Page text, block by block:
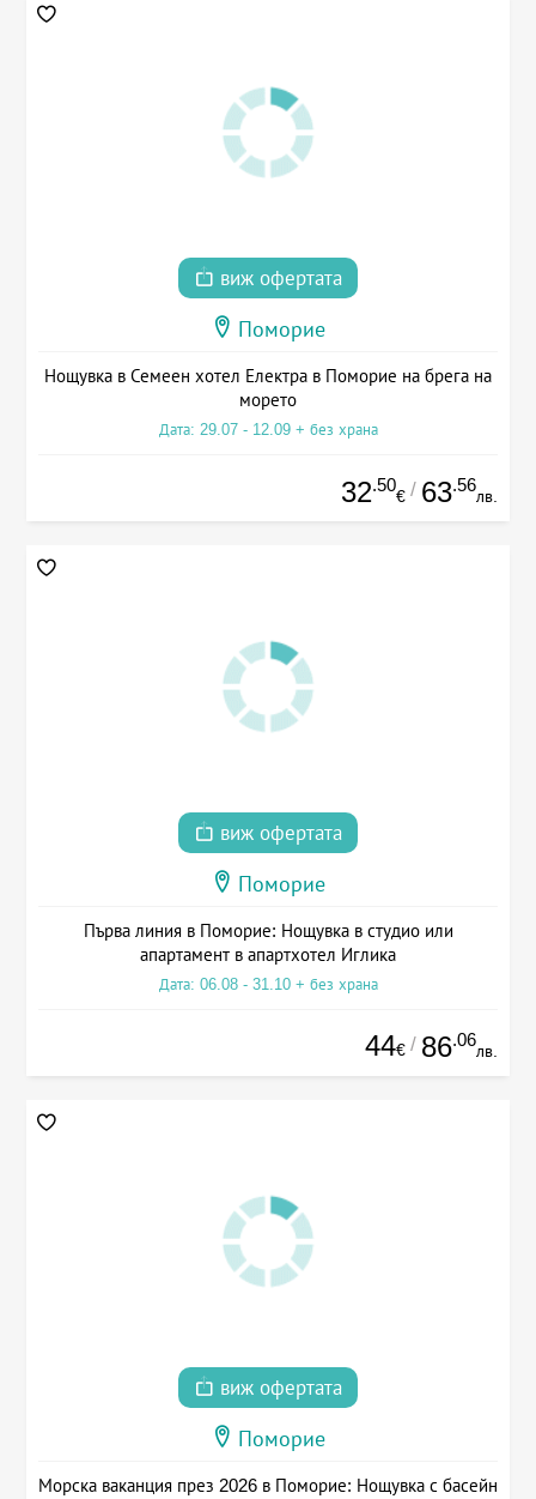
виж офертата
Поморие
Нощувка в Семеен хотел Електра в Поморие на брега на
морето
Дата: 29.07 - 12.09 + без храна
32.50
€ / 63.56
лв.
виж офертата
Поморие
Първа линия в Поморие: Нощувка в студио или
апартамент в апартхотел Иглика
Дата: 06.08 - 31.10 + без храна
44€ / 86.06
лв.
виж офертата
Поморие
Морска ваканция през 2026 в Поморие: Нощувка с басейн